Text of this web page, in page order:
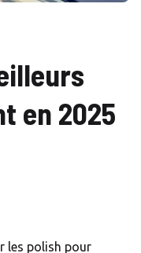
en 2025
les polish pour